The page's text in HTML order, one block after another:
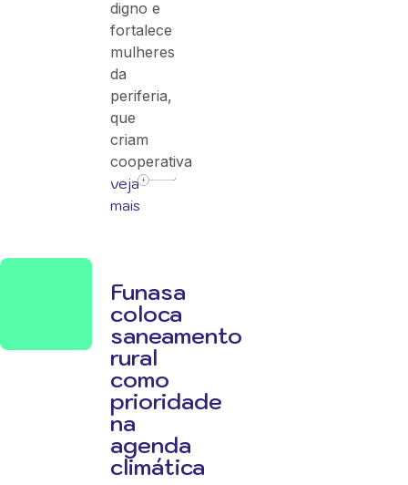
digno e
fortalece
mulheres
da
periferia,
que
criam
cooperativa
veja
mais
Funasa
coloca
saneamento
rural
como
prioridade
na
agenda
climática